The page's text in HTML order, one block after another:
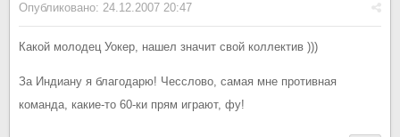
Опубликовано: 24.12.2007 20:47
Какой молодец Уокер, нашел значит свой коллектив )))
За Индиану я благодарю! Чесслово, самая мне противная
команда, какие-то 60-ки прям играют, фу!